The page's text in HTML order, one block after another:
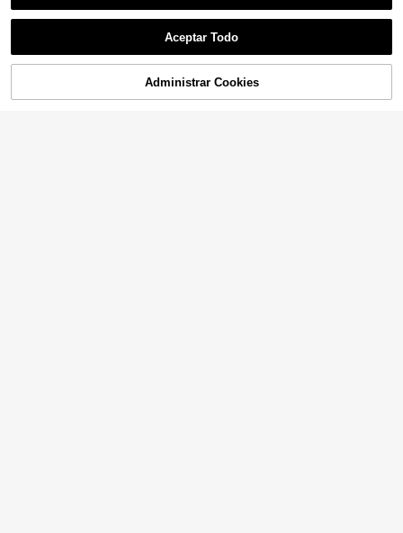
¡49% DE DESCUENTO!
Aceptar Todo
Administrar Cookies